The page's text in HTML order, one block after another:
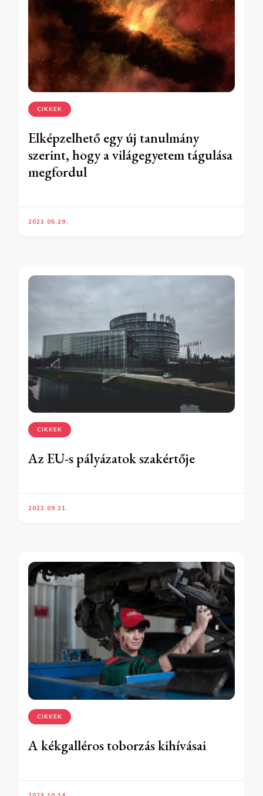
CIKKEK
Elképzelhető egy új tanulmány
szerint, hogy a világegyetem tágulása
megfordul
2022.05.29.
CIKKEK
Az EU-s pályázatok szakértője
2022.09.21.
CIKKEK
A kékgalléros toborzás kihívásai